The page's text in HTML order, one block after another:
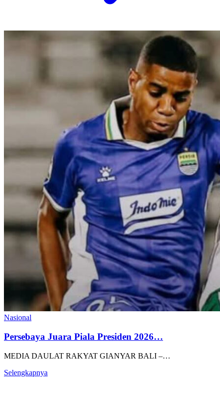
Nasional
Persebaya Juara Piala Presiden 2026…
MEDIA DAULAT RAKYAT GIANYAR BALI –…
Selengkapnya